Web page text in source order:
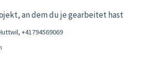
an dem du je gearbeitet hast
, +41794569069